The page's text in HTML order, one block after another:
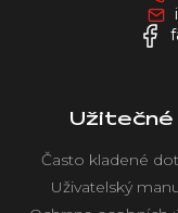
Užitečné
Často kladené
Uživatelský